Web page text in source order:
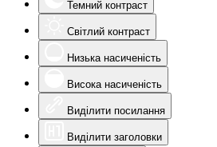
Темний контраст
Світлий контраст
Низька насиченість
Висока насиченість
Виділити посилання
Виділити заголовки